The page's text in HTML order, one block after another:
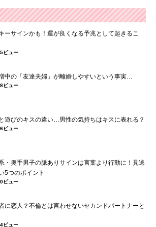
ーサインかも！運が良くなる予兆として起きるこ
ビュー
中の「友達夫婦」が離婚しやすいという事実…
ビュー
遊びのキスの違い…男性の気持ちはキスに表れる？
ビュー
・奥手男子の脈ありサインは言葉より行動に！見逃
5つのポイント
ビュー
に恋人？不倫とは言わせないセカンドパートナーと
ビュー